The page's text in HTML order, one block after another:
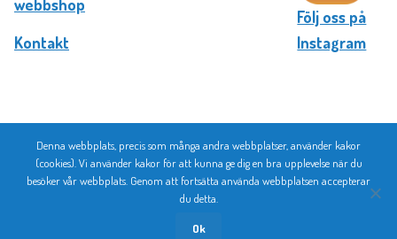
webbshop
Kontakt
Följ oss på
Instagram
© 2026 Bromma Kortförlag
Denna webbplats, precis som många andra webbplatser, använder kakor
(cookies). Vi använder kakor för att kunna ge dig en bra upplevelse när du
besöker vår webbplats. Genom att fortsätta använda webbplatsen accepterar
du detta.
Ok